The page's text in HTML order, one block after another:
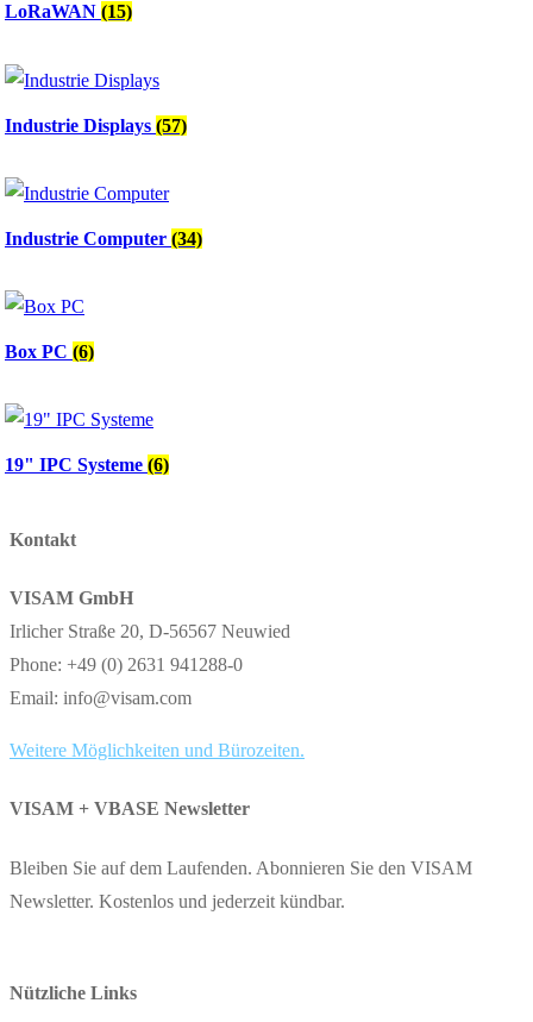
LoRaWAN (15)
Industrie Displays (57)
Industrie Computer (34)
Box PC (6)
19" IPC Systeme (6)
Kontakt
VISAM GmbH
Irlicher Straße 20, D-56567 Neuwied
Phone: +49 (0) 2631 941288-0
Email: info@visam.com
Weitere Möglichkeiten und Bürozeiten.
VISAM + VBASE Newsletter
Bleiben Sie auf dem Laufenden. Abonnieren Sie den VISAM
Newsletter. Kostenlos und jederzeit kündbar.
Nützliche Links